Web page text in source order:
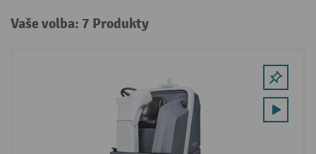
Vaše volba: 7 Produkty